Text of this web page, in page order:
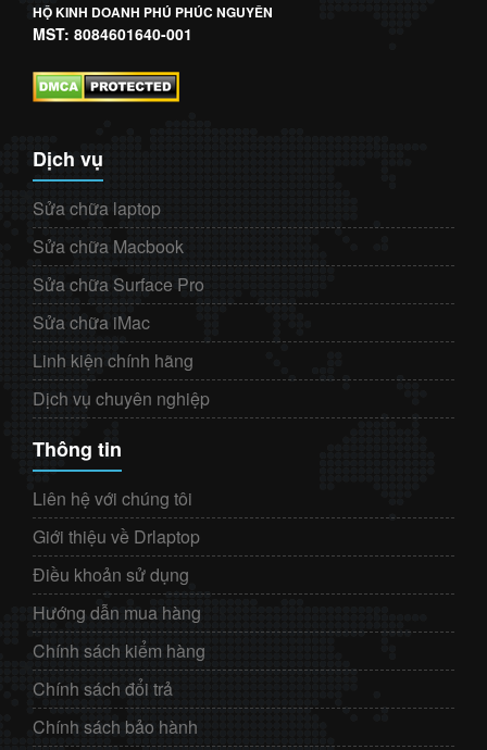
HỘ KINH DOANH PHÚ PHÚC NGUYÊN
MST: 8084601640-001
Dịch vụ
Sửa chữa laptop
Sửa chữa Macbook
Sửa chữa Surface Pro
Sửa chữa iMac
Linh kiện chính hãng
Dịch vụ chuyên nghiệp
Thông tin
Liên hệ với chúng tôi
Giới thiệu về Drlaptop
Điều khoản sử dụng
Hướng dẫn mua hàng
Chính sách kiểm hàng
Chính sách đổi trả
Chính sách bảo hành